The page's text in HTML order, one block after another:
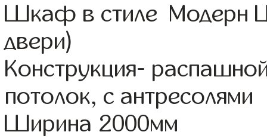
Шкаф в стиле Модерн
двери)
Конструкция-
потолок, с антресолями
Ширина 2000мм